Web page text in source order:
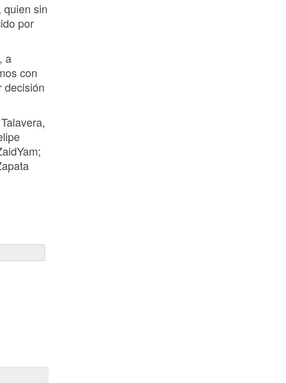
quien sin
por
a
con
decisión